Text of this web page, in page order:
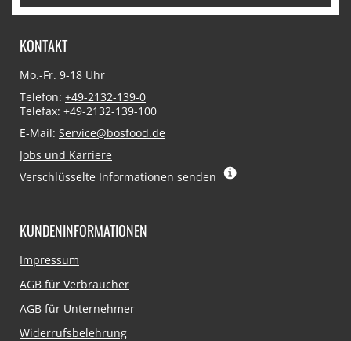
KONTAKT
Mo.-Fr. 9-18 Uhr
Telefon: +49-2132-139-0
Telefax: +49-2132-139-100
E-Mail: Service@bosfood.de
Jobs und Karriere
Verschlüsselte Informationen senden
KUNDENINFORMATIONEN
Navigation
Impressum
AGB für Verbraucher
AGB für Unternehmer
Widerrufsbelehrung